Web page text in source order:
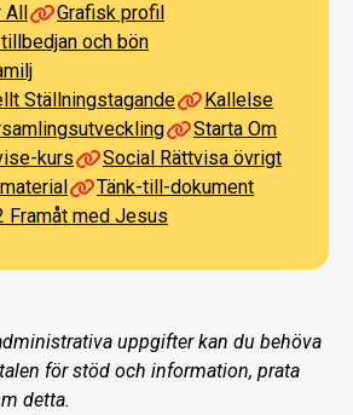
Grafisk profil
och bön
Ställningstagande
Kallelse
Starta Om
kurs
Social Rättvisa övrigt
Tänk-till-dokument
Framåt med Jesus
uppgifter kan du behöva
för stöd och information, prata
detta.